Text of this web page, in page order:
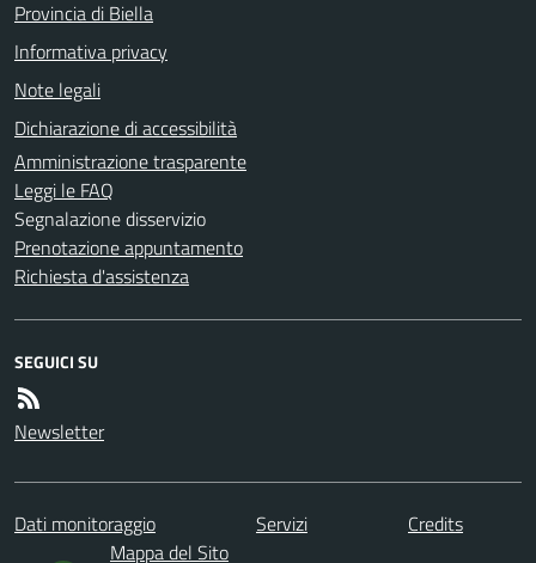
Provincia di Biella
Informativa privacy
Note legali
Dichiarazione di accessibilità
Amministrazione trasparente
Leggi le FAQ
Segnalazione disservizio
Prenotazione appuntamento
Richiesta d'assistenza
SEGUICI SU
Newsletter
Dati monitoraggio Servizi
Credits
Mappa del Sito